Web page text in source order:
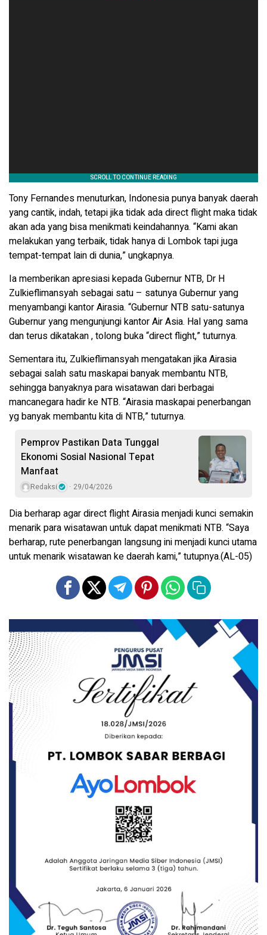
Tony Fernandes menuturkan, Indonesia punya banyak daerah
yang cantik, indah, tetapi jika tidak ada direct flight maka tidak
akan ada yang bisa menikmati keindahannya. “Kami akan
melakukan yang terbaik, tidak hanya di Lombok tapi juga
tempat-tempat lain di dunia,” ungkapnya.
Ia memberikan apresiasi kepada Gubernur NTB, Dr H
Zulkieflimansyah sebagai satu – satunya Gubernur yang
menyambangi kantor Airasia. “Gubernur NTB satu-satunya
Gubernur yang mengunjungi kantor Air Asia. Hal yang sama
dan terus dikatakan , tolong buka “direct flight,” tuturnya.
Sementara itu, Zulkieflimansyah mengatakan jika Airasia
sebagai salah satu maskapai banyak membantu NTB,
sehingga banyaknya para wisatawan dari berbagai
mancanegara hadir ke NTB. “Airasia maskapai penerbangan
yg banyak membantu kita di NTB,” tuturnya.
Pemprov Pastikan Data Tunggal
Ekonomi Sosial Nasional Tepat
Manfaat
Redaksi 29/04/2026
Dia berharap agar direct flight Airasia menjadi kunci semakin
menarik para wisatawan untuk dapat menikmati NTB. “Saya
berharap, rute penerbangan langsung ini menjadi kunci utama
untuk menarik wisatawan ke daerah kami,” tutupnya.(AL-05)